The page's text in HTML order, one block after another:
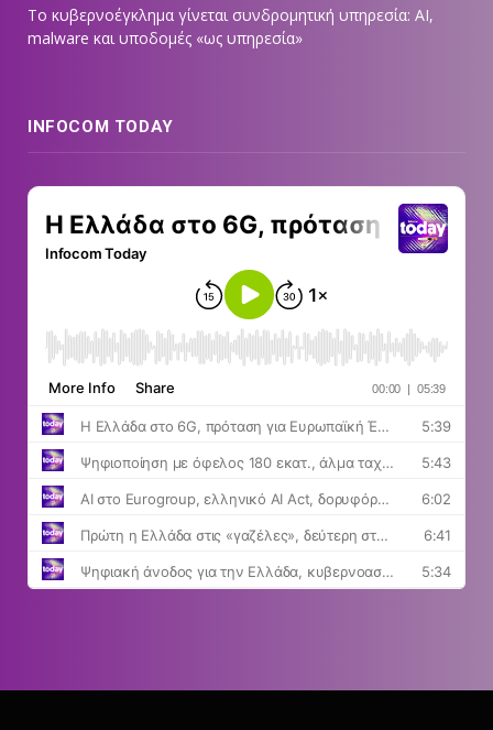
Το κυβερνοέγκλημα γίνεται συνδρομητική υπηρεσία: AI,
malware και υποδομές «ως υπηρεσία»
INFOCOM TODAY